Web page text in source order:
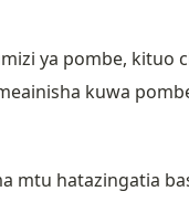
ya pombe, kituo
kuwa
mtu hatazingatia